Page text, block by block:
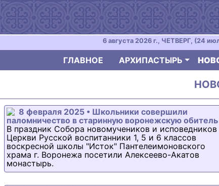
6 августа 2026 г., ЧЕТВЕРГ, (24
ГЛАВНОЕ АРХИПАСТЫРЬ
8 февраля 2025 • Школьники совершили
паломничество в старинную воронежскую обитель
В праздник Собора новомучеников и исповедников
Церкви Русской воспитанники 1, 5 и 6 классов
воскресной школы "Исток" Пантелеимоновского
храма г. Воронежа посетили Алексеево-Акатов
монастырь.